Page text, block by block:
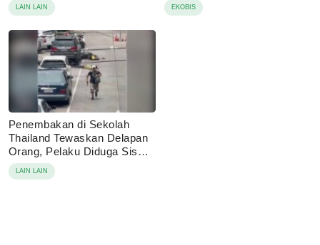
LAIN LAIN EKOBIS
Penembakan di Sekolah
Thailand Tewaskan Delapan
Orang, Pelaku Diduga Siswa
14 Tahun
LAIN LAIN